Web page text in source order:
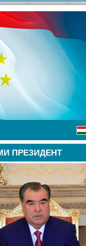
ПРЕЗИДЕНТ